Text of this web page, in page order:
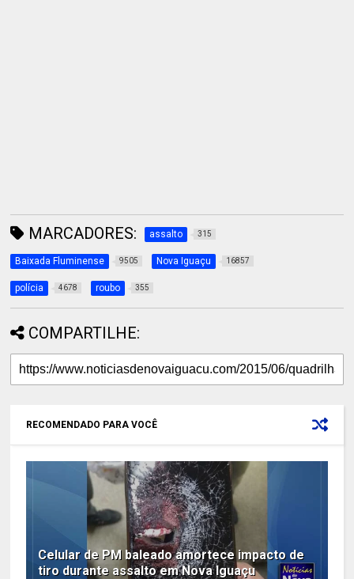
MARCADORES: assalto 315
Baixada Fluminense 9505 Nova Iguaçu 16857
polícia 4678 roubo 355
COMPARTILHE:
RECOMENDADO PARA VOCÊ
Celular de PM baleado amortece impacto de
tiro durante assalto em Nova Iguaçu